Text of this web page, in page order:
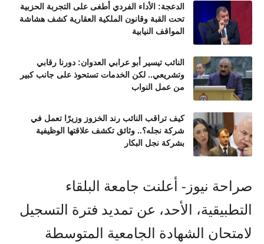
الدعجة: الأداء الفردي أطغى على التجربة الحزبية
تحت القبة وقانون الملكية العقارية كشف هشاشة
المواقف النيابية
النائب تيسير أبو عرابي العدوان: دورنا رقابي
وتشريعي.. لكن الخدمات تستحوذ على جانب كبير
من عمل النواب
كيف تراقب النائب رند الخزوز وزيرًا تعمل في
شركة نجله؟.. وثائق تكشف علاقتها الوظيفية
بشركة نجل البكار
صراحة نيوز- أعلنت جامعة البلقاء
التطبيقية، الأحد، عن تمديد فترة التسجيل
لامتحان الشهادة الجامعية المتوسطة